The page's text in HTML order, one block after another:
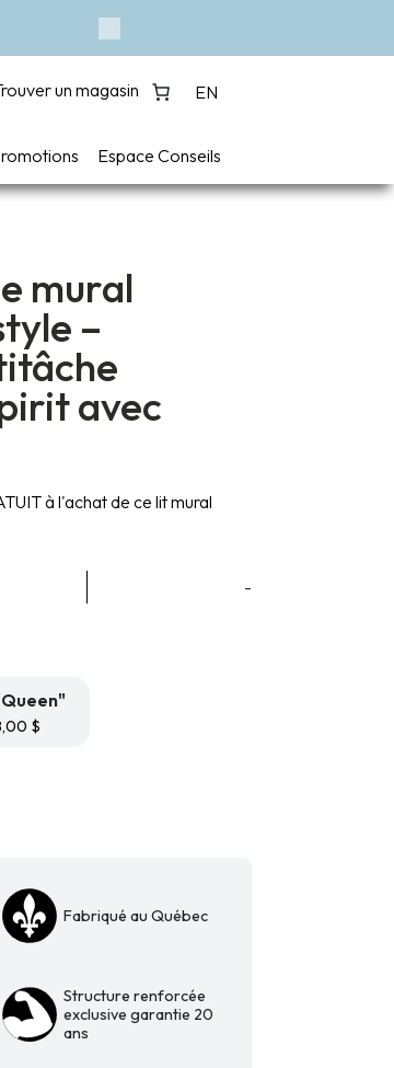
Next
un magasin EN
Espace Conseils
mural
–
avec
à l'achat de ce lit mural
-
$
Fabriqué au Québec
Structure renforcée
exclusive garantie 20
ans